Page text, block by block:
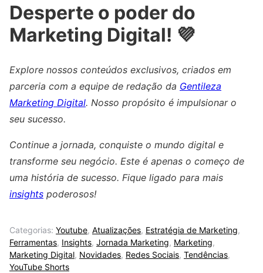
Desperte o poder do
Marketing Digital! 💜
Explore nossos conteúdos exclusivos, criados em
parceria com a equipe de redação da Gentileza
Marketing Digital. Nosso propósito é impulsionar o
seu sucesso.
Continue a jornada, conquiste o mundo digital e
transforme seu negócio. Este é apenas o começo de
uma história de sucesso. Fique ligado para mais
insights poderosos!
Categorias: Youtube, Atualizações, Estratégia de Marketing,
Ferramentas, Insights, Jornada Marketing, Marketing,
Marketing Digital, Novidades, Redes Sociais, Tendências,
YouTube Shorts